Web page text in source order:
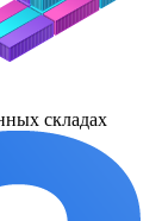
складах